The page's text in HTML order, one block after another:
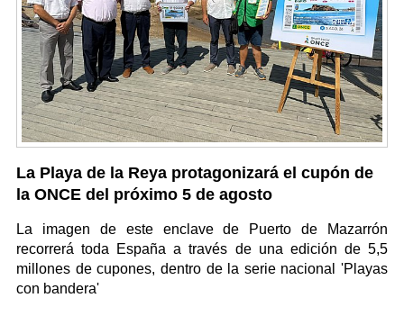
La Playa de la Reya protagonizará el cupón de
la ONCE del próximo 5 de agosto
La imagen de este enclave de Puerto de Mazarrón
recorrerá toda España a través de una edición de 5,5
millones de cupones, dentro de la serie nacional 'Playas
con bandera'